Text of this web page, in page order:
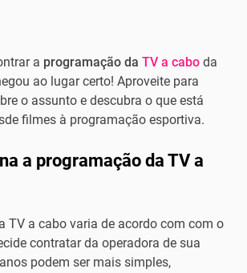
a programação da TV a cabo da
ao lugar certo! Aproveite para
o assunto e descubra o que está
filmes à programação esportiva.
a programação da TV a
TV a cabo varia de acordo com com o
contratar da operadora de sua
podem ser mais simples,